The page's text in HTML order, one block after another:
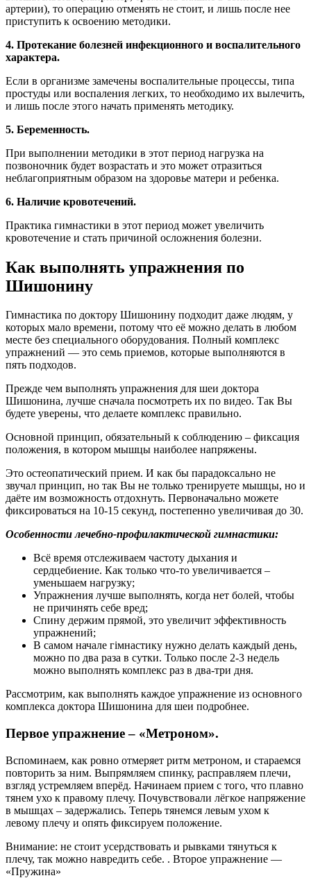
артерии), то операцию отменять не стоит, и лишь после нее
приступить к освоению методики.
4. Протекание болезней инфекционного и воспалительного
характера.
Если в организме замечены воспалительные процессы, типа
простуды или воспаления легких, то необходимо их вылечить,
и лишь после этого начать применять методику.
5. Беременность.
При выполнении методики в этот период нагрузка на
позвоночник будет возрастать и это может отразиться
неблагоприятным образом на здоровье матери и ребенка.
6. Наличие кровотечений.
Практика гимнастики в этот период может увеличить
кровотечение и стать причиной осложнения болезни.
Как выполнять упражнения по
Шишонину
Гимнастика по доктору Шишонину подходит даже людям, у
которых мало времени, потому что её можно делать в любом
месте без специального оборудования. Полный комплекс
упражнений — это семь приемов, которые выполняются в
пять подходов.
Прежде чем выполнять упражнения для шеи доктора
Шишонина, лучше сначала посмотреть их по видео. Так Вы
будете уверены, что делаете комплекс правильно.
Основной принцип, обязательный к соблюдению – фиксация
положения, в котором мышцы наиболее напряжены.
Это остеопатический прием. И как бы парадоксально не
звучал принцип, но так Вы не только тренируете мышцы, но и
даёте им возможность отдохнуть. Первоначально можете
фиксироваться на 10-15 секунд, постепенно увеличивая до 30.
Особенности лечебно-профилактической гимнастики:
Всё время отслеживаем частоту дыхания и
сердцебиение. Как только что-то увеличивается –
уменьшаем нагрузку;
Упражнения лучше выполнять, когда нет болей, чтобы
не причинять себе вред;
Спину держим прямой, это увеличит эффективность
упражнений;
В самом начале гiмнастику нужно делать каждый день,
можно по два раза в сутки. Только после 2-3 недель
можно выполнять комплекс раз в два-три дня.
Рассмотрим, как выполнять каждое упражнение из основного
комплекса доктора Шишонина для шеи подробнее.
Первое упражнение – «Метроном».
Вспоминаем, как ровно отмеряет ритм метроном, и стараемся
повторить за ним. Выпрямляем спинку, расправляем плечи,
взгляд устремляем вперёд. Начинаем прием с того, что плавно
тянем ухо к правому плечу. Почувствовали лёгкое напряжение
в мышцах – задержались. Теперь тянемся левым ухом к
левому плечу и опять фиксируем положение.
Внимание: не стоит усердствовать и рывками тянуться к
плечу, так можно навредить себе. . Второе упражнение —
«Пружина»